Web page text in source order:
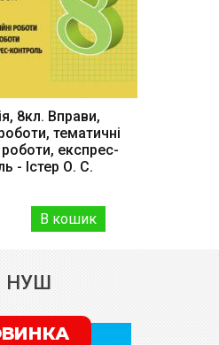
8кл. Вправи,
тематичні
експрес-
- Істер О. С.
НУШ